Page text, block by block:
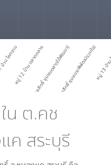
คกจานหมู่ 12 บ้าน ตลาดกลาง
ดกลาง (ทต.คชสิทธิ์ ชุมชนตลาดใต้พัฒนา)
หมู่ 12 บ้าน ตลาดกลาง (ทต.คชสิทธิ์ ชุมชนระพีพัฒน์รวมใจ)หมู่
น ต.คช
ค สระบุรี